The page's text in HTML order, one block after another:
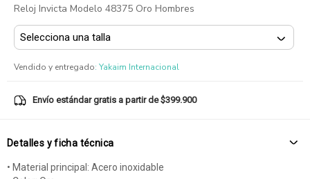
Reloj Invicta Modelo 48375 Oro Hombres
Vendido y entregado: Yakaim Internacional
Envío estándar gratis a partir de $399.900
Detalles y ficha técnica
• Material principal: Acero inoxidable